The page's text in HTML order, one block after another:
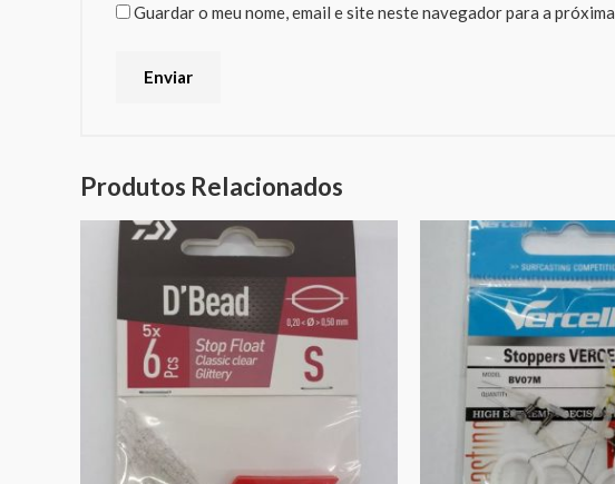
Guardar o meu nome, email e site neste navegador para a
Produtos Relacionados